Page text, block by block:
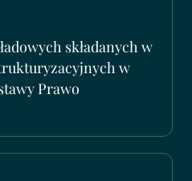
składanych w
w
Prawo